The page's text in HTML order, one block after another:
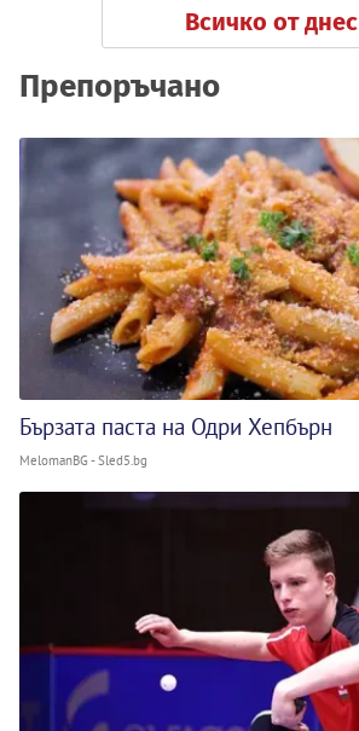
Всичко от днес
Препоръчано
Бързата паста на Одри Хепбърн
MelomanBG - Sled5.bg